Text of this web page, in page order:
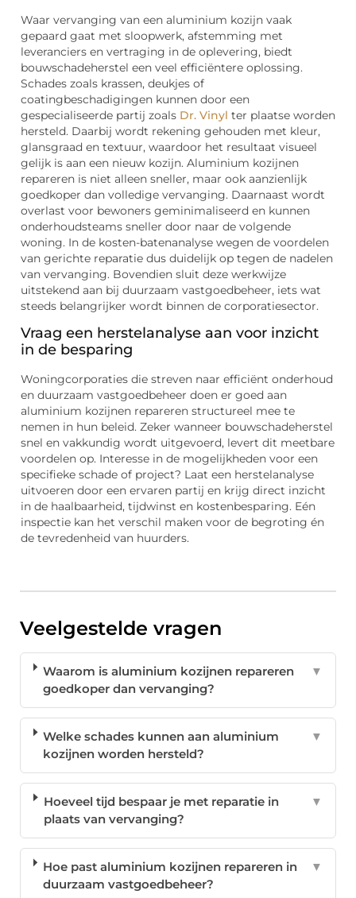
Waar vervanging van een aluminium kozijn vaak
gepaard gaat met sloopwerk, afstemming met
leveranciers en vertraging in de oplevering, biedt
bouwschadeherstel een veel efficiëntere oplossing.
Schades zoals krassen, deukjes of
coatingbeschadigingen kunnen door een
gespecialiseerde partij zoals Dr. Vinyl ter plaatse worden
hersteld. Daarbij wordt rekening gehouden met kleur,
glansgraad en textuur, waardoor het resultaat visueel
gelijk is aan een nieuw kozijn. Aluminium kozijnen
repareren is niet alleen sneller, maar ook aanzienlijk
goedkoper dan volledige vervanging. Daarnaast wordt
overlast voor bewoners geminimaliseerd en kunnen
onderhoudsteams sneller door naar de volgende
woning. In de kosten-batenanalyse wegen de voordelen
van gerichte reparatie dus duidelijk op tegen de nadelen
van vervanging. Bovendien sluit deze werkwijze
uitstekend aan bij duurzaam vastgoedbeheer, iets wat
steeds belangrijker wordt binnen de corporatiesector.
Vraag een herstelanalyse aan voor inzicht
in de besparing
Woningcorporaties die streven naar efficiënt onderhoud
en duurzaam vastgoedbeheer doen er goed aan
aluminium kozijnen repareren structureel mee te
nemen in hun beleid. Zeker wanneer bouwschadeherstel
snel en vakkundig wordt uitgevoerd, levert dit meetbare
voordelen op. Interesse in de mogelijkheden voor een
specifieke schade of project? Laat een herstelanalyse
uitvoeren door een ervaren partij en krijg direct inzicht
in de haalbaarheid, tijdwinst en kostenbesparing. Eén
inspectie kan het verschil maken voor de begroting én
de tevredenheid van huurders.
Veelgestelde vragen
Waarom is aluminium kozijnen repareren
goedkoper dan vervanging?
▼
Welke schades kunnen aan aluminium
kozijnen worden hersteld?
▼
Hoeveel tijd bespaar je met reparatie in
plaats van vervanging?
▼
Hoe past aluminium kozijnen repareren in
duurzaam vastgoedbeheer?
▼